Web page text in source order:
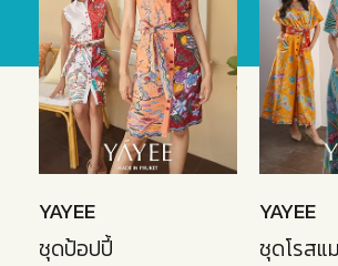
YAYEE
ชุดป้อปปี้
YAYEE
ชุดโรสแ